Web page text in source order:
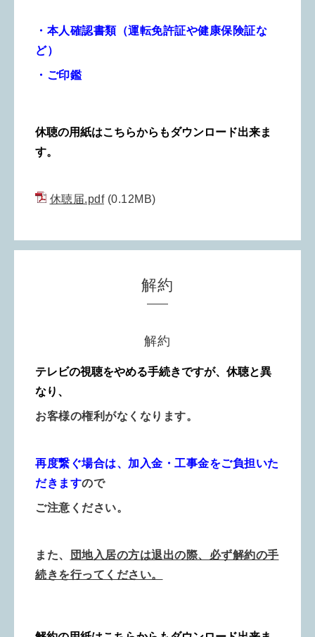
・本人確認書類（運転免許証や健康保険証な
ど）
・ご印鑑
休聴の用紙はこちらからもダウンロード出来ま
す。
休聴届.pdf(0.12MB)
解約
解約
テレビの視聴をやめる手続きですが、休聴と異
なり、
お客様の権利がなくなります。
再度繋ぐ場合は、加入金・工事金をご負担いた
だきますので
ご注意ください。
また、
団地入居の方は退出の際、必ず解約の手
続きを行ってください。